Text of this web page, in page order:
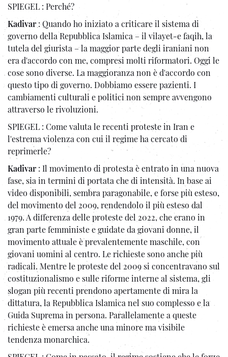
SPIEGEL : Perché?
Kadivar: Quando ho iniziato a criticare il sistema di
governo della Repubblica Islamica – il vilayet-e faqih, la
tutela del giurista – la maggior parte degli iraniani non
era d'accordo con me, compresi molti riformatori. Oggi le
cose sono diverse. La maggioranza non è d'accordo con
questo tipo di governo. Dobbiamo essere pazienti. I
cambiamenti culturali e politici non sempre avvengono
attraverso le rivoluzioni.
SPIEGEL : Come valuta le recenti proteste in Iran e
l'estrema violenza con cui il regime ha cercato di
reprimerle?
Kadivar: Il movimento di protesta è entrato in una nuova
fase, sia in termini di portata che di intensità. In base ai
video disponibili, sembra paragonabile, e forse più esteso,
del movimento del 2009, rendendolo il più esteso dal
1979. A differenza delle proteste del 2022, che erano in
gran parte femministe e guidate da giovani donne, il
movimento attuale è prevalentemente maschile, con
giovani uomini al centro. Le richieste sono anche più
radicali. Mentre le proteste del 2009 si concentravano sul
costituzionalismo e sulle riforme interne al sistema, gli
slogan più recenti prendono apertamente di mira la
dittatura, la Repubblica Islamica nel suo complesso e la
Guida Suprema in persona. Parallelamente a queste
richieste è emersa anche una minore ma visibile
tendenza monarchica.